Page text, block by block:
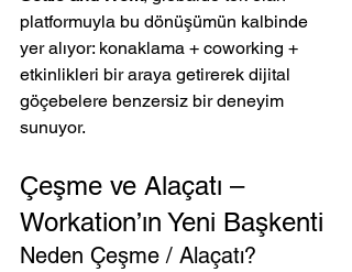
platformuyla bu dönüşümün kalbinde
yer alıyor: konaklama + coworking +
etkinlikleri bir araya getirerek dijital
göçebelere benzersiz bir deneyim
sunuyor.
Çeşme ve Alaçatı –
Workation’ın Yeni Başkenti
Neden Çeşme / Alaçatı?